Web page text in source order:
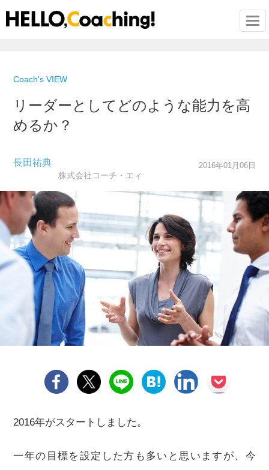
Coach's VIEW
リーダーとしてどのような能力を高
めるか？
長田祐典
株式会社コーチ・エィ
2016年01月06日
2016年がスタートしました。
一年の目標を設定した方も多いと思いますが、今